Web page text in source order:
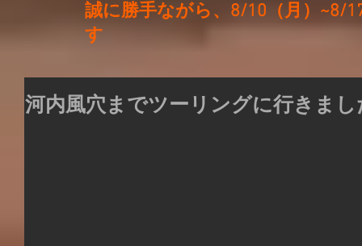
誠に勝手ながら、8/10（月）~8/
す
河内風穴までツーリングに行きまし